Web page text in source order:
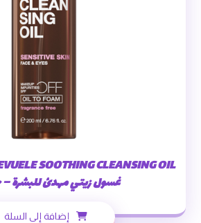
غسول زيتي مهدئ للبشرة – ٢٠٠ مل
إضافة إلى السلة